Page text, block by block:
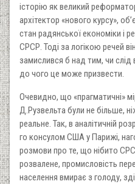
історію як великий
архітектор «нового курсу»,
стан радянської економіки і
СРСР. Тоді за логікою речей
замислився б над тим, чи слід
до чого це може призвести.
Очевидно, що «прагматичні»
Д.Рузвельта були не більше,
реальне. Так, в аналітичній
го консулом США у Парижі,
розмови про те, що нібито
розвалене, промисловість
населення вмирає з голоду,